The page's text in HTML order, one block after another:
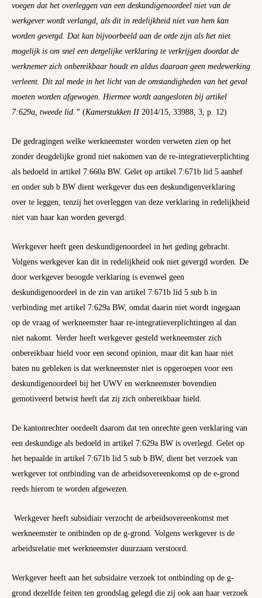
voegen dat het overleggen van een deskundigenoordeel niet van de
werkgever wordt verlangd, als dit in redelijkheid niet van hem kan
worden gevergd. Dat kan bijvoorbeeld aan de orde zijn als het niet
mogelijk is om snel een dergelijke verklaring te verkrijgen doordat de
werknemer zich onbereikbaar houdt en aldus daaraan geen medewerking
verleent. Dit zal mede in het licht van de omstandigheden van het geval
moeten worden afgewogen. Hiermee wordt aangesloten bij artikel
7:629a, tweede lid.” (Kamerstukken II 2014/15, 33988, 3, p. 12)
De gedragingen welke werkneemster worden verweten zien op het
zonder deugdelijke grond niet nakomen van de re-integratieverplichting
als bedoeld in artikel 7:660a BW. Gelet op artikel 7:671b lid 5 aanhef
en onder sub b BW dient werkgever dus een deskundigenverklaring
over te leggen, tenzij het overleggen van deze verklaring in redelijkheid
niet van haar kan worden gevergd.
Werkgever heeft geen deskundigenoordeel in het geding gebracht.
Volgens werkgever kan dit in redelijkheid ook niet gevergd worden. De
door werkgever beoogde verklaring is evenwel geen
deskundigenoordeel in de zin van artikel 7:671b lid 5 sub b in
verbinding met artikel 7:629a BW, omdat daarin niet wordt ingegaan
op de vraag of werkneemster haar re-integratieverplichtingen al dan
niet nakomt. Verder heeft werkgever gesteld werkneemster zich
onbereikbaar hield voor een second opinion, maar dit kan haar niet
baten nu gebleken is dat werkneemster niet is opgeroepen voor een
deskundigenoordeel bij het UWV en werkneemster bovendien
gemotiveerd betwist heeft dat zij zich onbereikbaar hield.
De kantonrechter oordeelt daarom dat ten onrechte geen verklaring van
een deskundige als bedoeld in artikel 7:629a BW is overlegd. Gelet op
het bepaalde in artikel 7:671b lid 5 sub b BW, dient het verzoek van
werkgever tot ontbinding van de arbeidsovereenkomst op de e-grond
reeds hierom te worden afgewezen.
Werkgever heeft subsidiair verzocht de arbeidsovereenkomst met
werkneemster te ontbinden op de g-grond. Volgens werkgever is de
arbeidsrelatie met werkneemster duurzaam verstoord.
Werkgever heeft aan het subsidaire verzoek tot ontbinding op de g-
grond dezelfde feiten ten grondslag gelegd die zij ook aan haar verzoek